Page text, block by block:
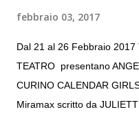
febbraio 03, 2017
Dal 21 al 26 Febbraio 2017
TEATRO presentano
CURINO CALENDAR
Miramax scritto da